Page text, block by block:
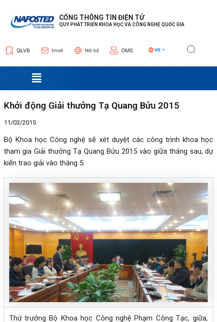
CỔNG THÔNG TIN ĐIỆN TỬ
QUỸ PHÁT TRIỂN KHOA HỌC VÀ CÔNG NGHỆ QUỐC GIA
Menu
Khởi động Giải thưởng Tạ Quang Bửu 2015
11/03/2015
Bộ Khoa học Công nghệ sẽ xét duyệt các công trình khoa học
tham gia Giải thưởng Tạ Quang Bửu 2015 vào giữa tháng sau, dự
kiến trao giải vào tháng 5.
Thứ trưởng Bộ Khoa học Công nghệ Phạm Công Tạc, giữa,
hướng
bài